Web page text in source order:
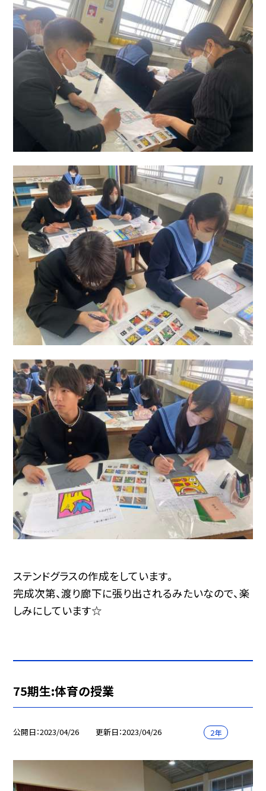
ステンドグラスの作成をしています。
完成次第、渡り廊下に張り出されるみたいなので、楽
しみにしています☆
75期生:体育の授業
公開日 2023/04/26 更新日 2023/04/26 ２年